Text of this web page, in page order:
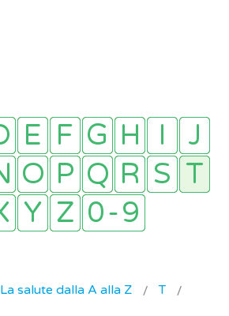
La salute dalla A alla Z
T